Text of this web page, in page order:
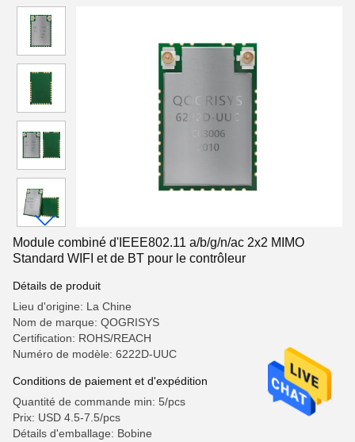
Module combiné d'IEEE802.11 a/b/g/n/ac 2x2 MIMO
Standard WIFI et de BT pour le contrôleur
Détails de produit
Lieu d'origine: La Chine
Nom de marque: QOGRISYS
Certification: ROHS/REACH
Numéro de modèle: 6222D-UUC
Conditions de paiement et d'expédition
Quantité de commande min: 5/pcs
Prix: USD 4.5-7.5/pcs
Détails d'emballage: Bobine